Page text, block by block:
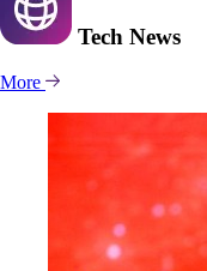
Tech News
More